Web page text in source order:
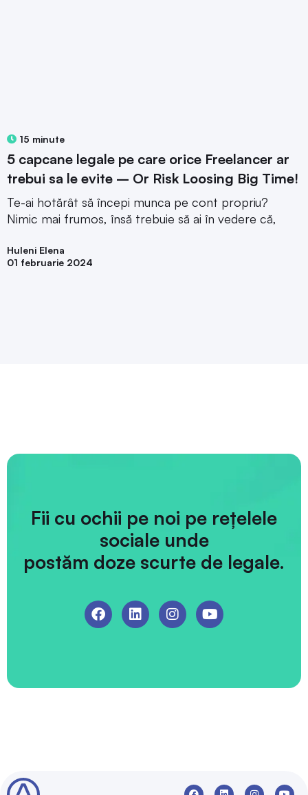
15 minute
5 capcane legale pe care orice Freelancer ar
trebui sa le evite – Or Risk Loosing Big Time!
Te-ai hotărât să începi munca pe cont propriu?
Nimic mai frumos, însă trebuie să ai în vedere că,
Huleni Elena
01 februarie 2024
Fii cu ochii pe noi pe rețelele
sociale unde
postăm doze scurte de legale.